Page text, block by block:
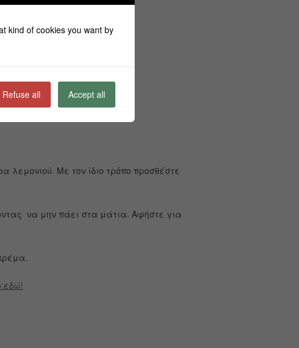
λεμονιού. Με τον ίδιο τρόπο προσθέστε
να μην πάει στα μάτια. Αφήστε για
εδώ!
kind of cookies you want by
Refuse all Accept all